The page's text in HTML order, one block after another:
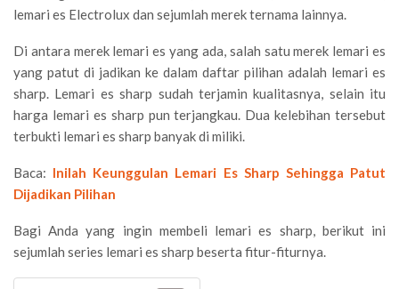
lemari es Electrolux dan sejumlah merek ternama lainnya.
Di antara merek lemari es yang ada, salah satu merek lemari es
yang patut di jadikan ke dalam daftar pilihan adalah lemari es
sharp. Lemari es sharp sudah terjamin kualitasnya, selain itu
harga lemari es sharp pun terjangkau. Dua kelebihan tersebut
terbukti lemari es sharp banyak di miliki.
Baca: Inilah Keunggulan Lemari Es Sharp Sehingga Patut
Dijadikan Pilihan
Bagi Anda yang ingin membeli lemari es sharp, berikut ini
sejumlah series lemari es sharp beserta fitur-fiturnya.